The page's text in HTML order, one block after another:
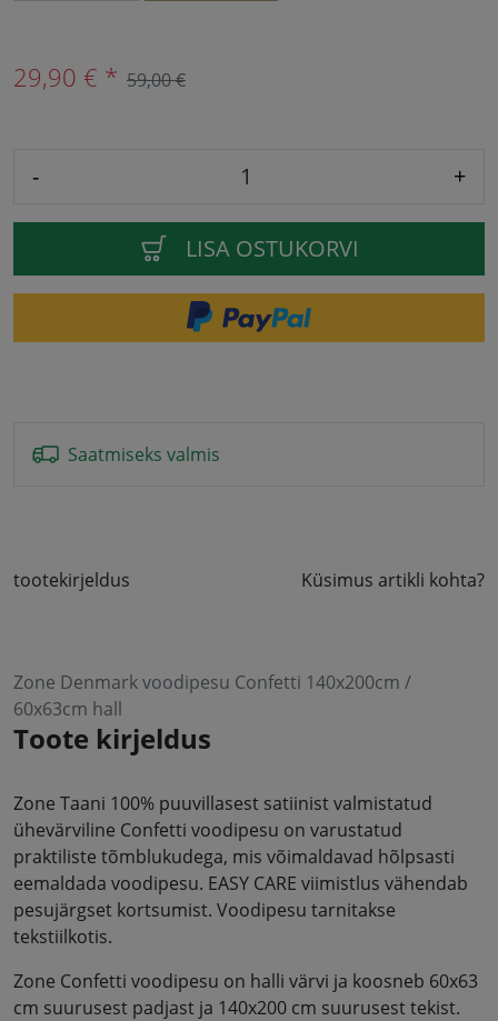
29,90 € * 59,00 €
- +
LISA OSTUKORVI
Saatmiseks valmis
tootekirjeldus Küsimus artikli kohta?
Zone Denmark voodipesu Confetti 140x200cm /
60x63cm hall
Toote kirjeldus
Zone Taani 100% puuvillasest satiinist valmistatud
ühevärviline Confetti voodipesu on varustatud
praktiliste tõmblukudega, mis võimaldavad hõlpsasti
eemaldada voodipesu. EASY CARE viimistlus vähendab
pesujärgset kortsumist. Voodipesu tarnitakse
tekstiilkotis.
Zone Confetti voodipesu on halli värvi ja koosneb 60x63
cm suurusest padjast ja 140x200 cm suurusest tekist.